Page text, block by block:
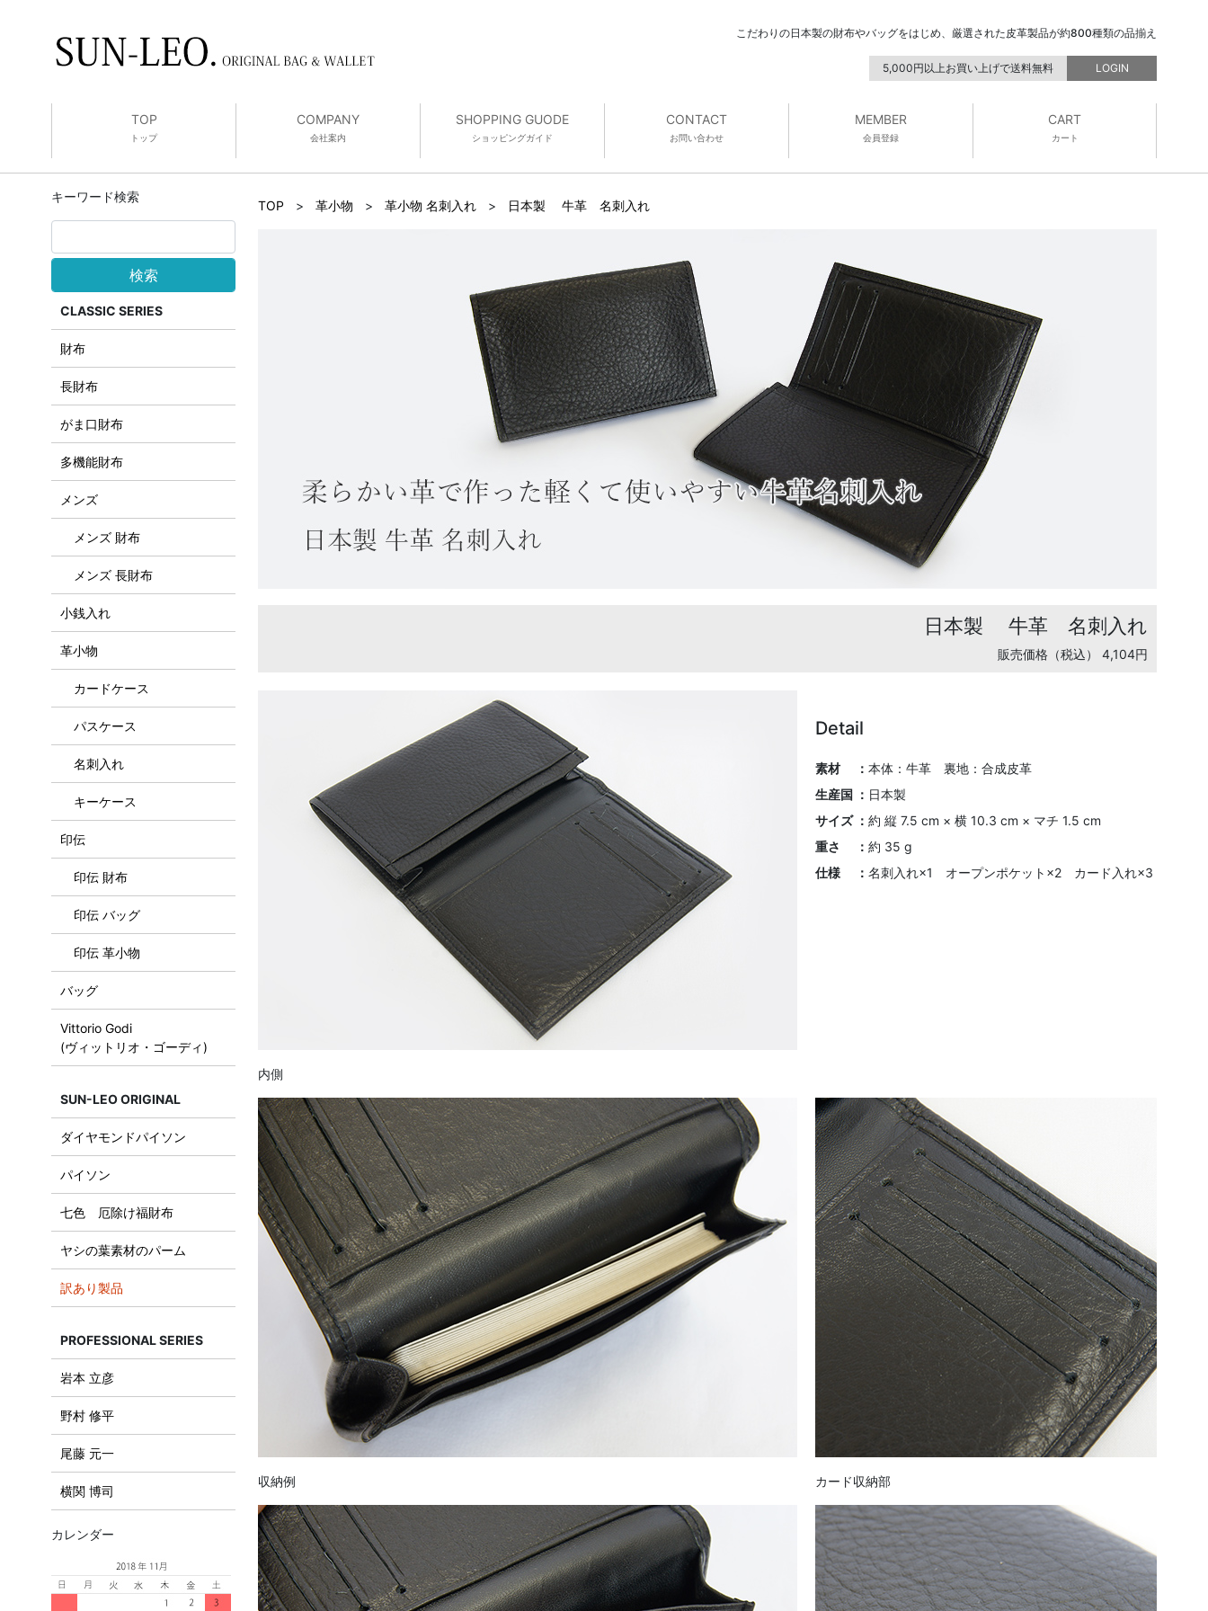
こだわりの日本製の財布やバッグをはじめ、厳選された皮革製品が約800種類の品揃え
5,000円以上お買い上げで送料無料 LOGIN
TOP
トップ
COMPANY
会社案内
SHOPPING GUODE
ショッピングガイド
CONTACT
お問い合わせ
MEMBER
会員登録
CART
カート
キーワード検索
検索
CLASSIC SERIES
財布
長財布
がま口財布
多機能財布
メンズ
メンズ 財布
メンズ 長財布
小銭入れ
革小物
カードケース
パスケース
名刺入れ
キーケース
印伝
印伝 財布
印伝 バッグ
印伝 革小物
バッグ
Vittorio Godi
(ヴィットリオ・ゴーディ)
SUN-LEO ORIGINAL
ダイヤモンドパイソン
パイソン
七色 厄除け福財布
ヤシの葉素材のパーム
訳あり製品
PROFESSIONAL SERIES
岩本 立彦
野村 修平
尾藤 元一
横関 博司
カレンダー
TOP > 革小物 > 革小物 名刺入れ > 日本製 牛革 名刺入れ
日本製 牛革 名刺入れ
販売価格（税込） 4,104円
内側
Detail
素材 ： 本体：牛革 裏地：合成皮革
生産国 ： 日本製
サイズ ： 約 縦 7.5 cm × 横 10.3 cm × マチ 1.5 cm
重さ ： 約 35 g
仕様 ： 名刺入れ×1 オープンポケット×2 カード入れ×3
収納例 カード収納部